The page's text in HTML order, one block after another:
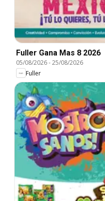
Fuller Gana Mas 8 2026
05/08/2026-25/08/2026
Fuller